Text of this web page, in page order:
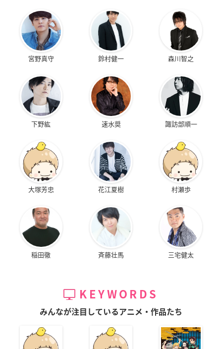
宮野真守 鈴村健一 森川智之
下野紘 速水奨 諏訪部順一
大塚芳忠 花江夏樹 村瀬歩
稲田徹 斉藤壮馬 三宅健太
KEYWORDS
みんなが注目しているアニメ・作品たち